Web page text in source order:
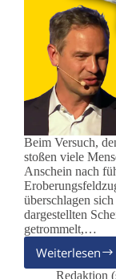
Beim Versuch,
stoßen viele
Anschein nach
überschlagen
dargestellten
getrommelt,…
Weiterlesen
Read
Ganser
Redaktion